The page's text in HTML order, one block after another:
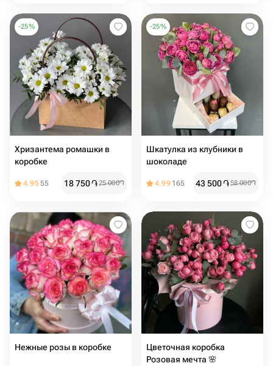
-25%
Хризантема ромашки в
коробке
4.9555 18 750֏25 000֏
-25%
Шкатулка из клубники в
шоколаде
4.99 165 43 500֏58 000֏
Нежные розы в коробке
Цветочная коробка
Розовая мечта 🌸